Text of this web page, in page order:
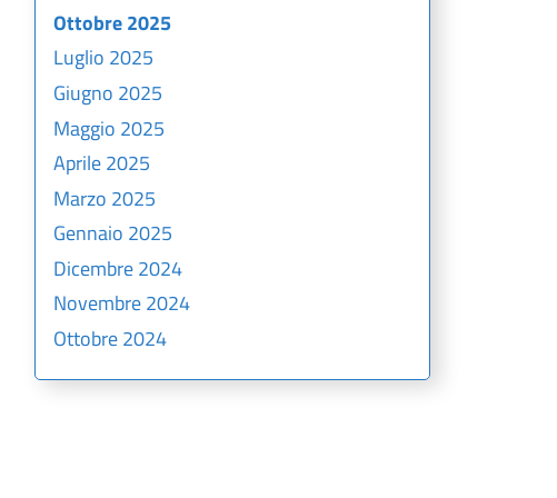
Ottobre 2025
Luglio 2025
Giugno 2025
Maggio 2025
Aprile 2025
Marzo 2025
Gennaio 2025
Dicembre 2024
Novembre 2024
Ottobre 2024